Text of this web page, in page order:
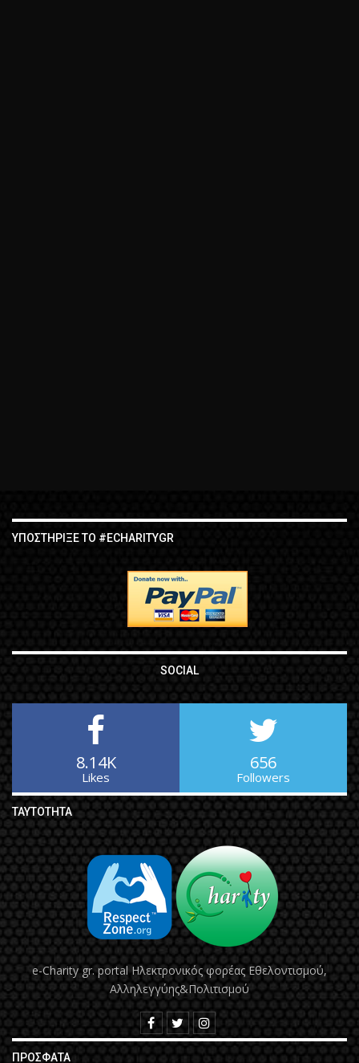
ΥΠΟΣΤΉΡΙΞΕ ΤΟ #ECHARITYGR
SOCIAL
8.14K
Likes
656
Followers
ΤΑΥΤΌΤΗΤΑ
e-Charity gr. portal Hλεκτρονικός φορέας Εθελοντισμού,
Αλληλεγγύης&Πολιτισμού
ΠΡΌΣΦΑΤΑ